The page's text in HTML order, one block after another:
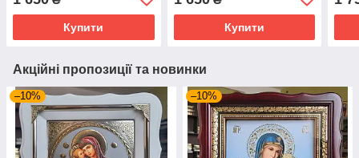
сюжет 33*46
Купити
склом,розмір26*23, лік
15*18
Купити
Акційні пропозиції та новинки
–10% –10%